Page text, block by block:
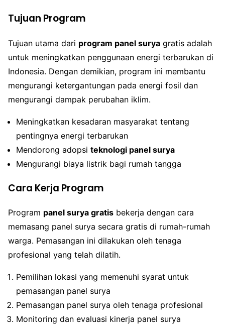
Tujuan Program
Tujuan utama dari program panel surya gratis adalah
untuk meningkatkan penggunaan energi terbarukan di
Indonesia. Dengan demikian, program ini membantu
mengurangi ketergantungan pada energi fosil dan
mengurangi dampak perubahan iklim.
Meningkatkan kesadaran masyarakat tentang
pentingnya energi terbarukan
Mendorong adopsi teknologi panel surya
Mengurangi biaya listrik bagi rumah tangga
Cara Kerja Program
Program panel surya gratis bekerja dengan cara
memasang panel surya secara gratis di rumah-rumah
warga. Pemasangan ini dilakukan oleh tenaga
profesional yang telah dilatih.
Pemilihan lokasi yang memenuhi syarat untuk
pemasangan panel surya
Pemasangan panel surya oleh tenaga profesional
Monitoring dan evaluasi kinerja panel surya